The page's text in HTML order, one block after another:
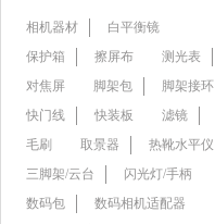
相机器材
白平衡镜
保护箱
擦屏布
测光表
对焦屏
脚架包
脚架接环
快门线
快装板
滤镜
毛刷
取景器
热靴水平仪
三脚架/云台
闪光灯/手柄
数码包
数码相机适配器